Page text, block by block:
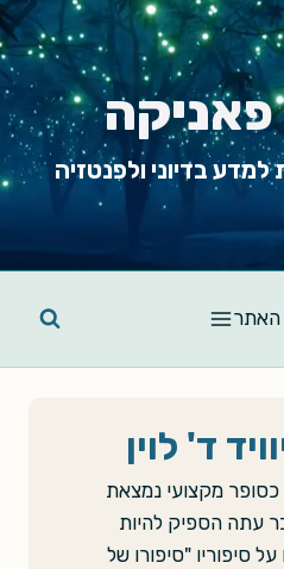
פאניקה
בדיוני ולפנטזיה
האתר
ד' לוין
כסופר מקצועי נמצאת
עתה הספיק להיות
סיפוריו "סיפורו של